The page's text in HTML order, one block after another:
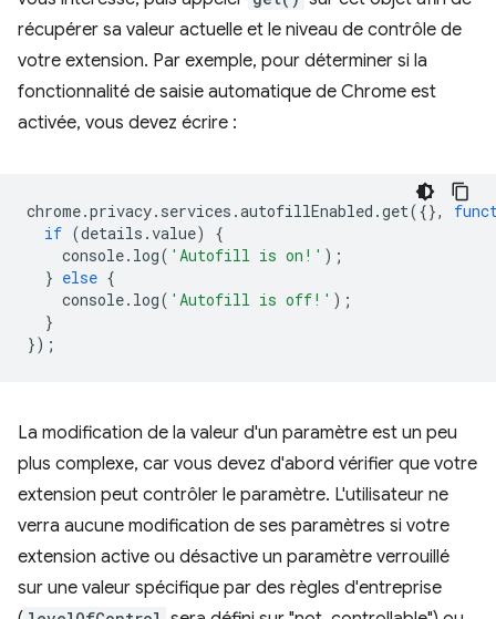
récupérer sa valeur actuelle et le niveau de contrôle de
votre extension. Par exemple, pour déterminer si la
fonctionnalité de saisie automatique de Chrome est
activée, vous devez écrire :
chrome.privacy. services .autofillEnabled .get({},
if (details .value)
{
console. log( 'Autofill is on!' );
} else {
console. log( 'Autofill is off!' );
}
});
La modification de la valeur d'un paramètre est un peu
plus complexe, car vous devez d'abord vérifier que votre
extension peut contrôler le paramètre. L'utilisateur ne
verra aucune modification de ses paramètres si votre
extension active ou désactive un paramètre verrouillé
sur une valeur spécifique par des règles d'entreprise